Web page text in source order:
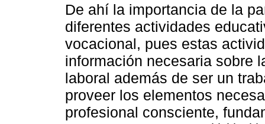
De ahí la importancia de la
diferentes actividades
vocacional, pues estas
información necesaria sobre
laboral además de ser un
proveer los elementos
profesional consciente,